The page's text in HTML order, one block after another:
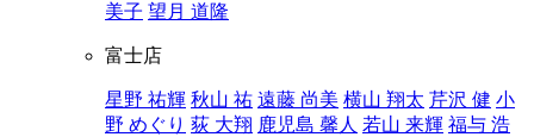
美子 望月 道隆
富士店
星野 祐輝 秋山 祐 遠藤 尚美 横山 翔太 芹沢 健 小
野 めぐり 荻 大翔 鹿児島 馨人 若山 来輝 福与 浩